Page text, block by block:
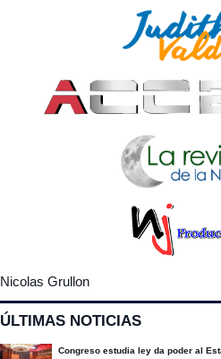
Nicolas Grullon
ÚLTIMAS NOTICIAS
Congreso estudia ley da poder al